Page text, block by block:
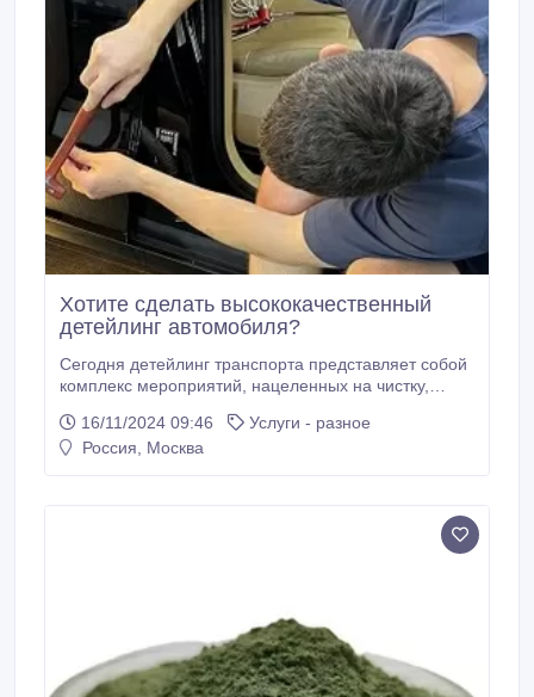
Хотите сделать высококачественный
детейлинг автомобиля?
Сегодня детейлинг транспорта представляет собой
комплекс мероприятий, нацеленных на чистку,
снаружи, так и внутри. В результате мастерам
удается достичь идеального экстерьера и улучшить
16/11/2024 09:46
Услуги - разное
Россия, Москва